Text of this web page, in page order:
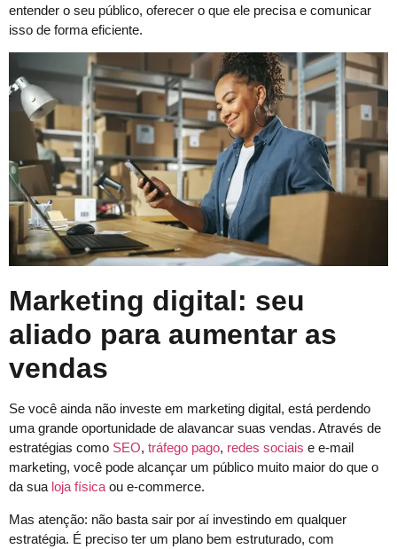
entender o seu público, oferecer o que ele precisa e comunicar
isso de forma eficiente.
Marketing digital: seu
aliado para aumentar as
vendas
Se você ainda não investe em marketing digital, está perdendo
uma grande oportunidade de alavancar suas vendas. Através de
estratégias como SEO, tráfego pago, redes sociais e e-mail
marketing, você pode alcançar um público muito maior do que o
da sua loja física ou e-commerce.
Mas atenção: não basta sair por aí investindo em qualquer
estratégia. É preciso ter um plano bem estruturado, com